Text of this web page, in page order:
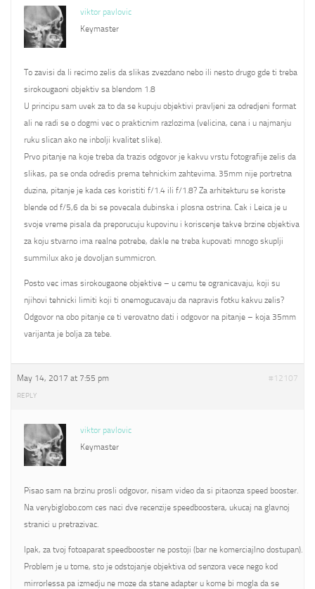
viktor pavlovic
Keymaster
To zavisi da li recimo zelis da slikas zvezdano nebo ili nesto drugo gde ti treba
sirokougaoni objektiv sa blendom 1.8
U principu sam uvek za to da se kupuju objektivi pravljeni za odredjeni format
ali ne radi se o dogmi vec o prakticnim razlozima (velicina, cena i u najmanju
ruku slican ako ne inbolji kvalitet slike).
Prvo pitanje na koje treba da trazis odgovor je kakvu vrstu fotografije zelis da
slikas, pa se onda odredis prema tehnickim zahtevima. 35mm nije portretna
duzina, pitanje je kada ces koristiti f/1.4 ili f/1.8? Za arhitekturu se koriste
blende od f/5,6 da bi se povecala dubinska i plosna ostrina. Cak i Leica je u
svoje vreme pisala da preporucuju kupovinu i koriscenje takve brzine objektiva
za koju stvarno ima realne potrebe, dakle ne treba kupovati mnogo skuplji
summilux ako je dovoljan summicron.
Posto vec imas sirokougaone objektive – u cemu te ogranicavaju, koji su
njihovi tehnicki limiti koji ti onemogucavaju da napravis fotku kakvu zelis?
Odgovor na obo pitanje ce ti verovatno dati i odgovor na pitanje – koja 35mm
varijanta je bolja za tebe.
May 14, 2017 at 7:55 pm #12107
REPLY
viktor pavlovic
Keymaster
Pisao sam na brzinu prosli odgovor, nisam video da si pitaonza speed booster.
Na verybiglobo.com ces naci dve recenzije speedboostera, ukucaj na glavnoj
stranici u pretrazivac.
Ipak, za tvoj fotoaparat speedbooster ne postoji (bar ne komerciajlno dostupan).
Problem je u tome, sto je odstojanje objektiva od senzora vece nego kod
mirrorlessa pa izmedju ne moze da stane adapter u kome bi mogla da se